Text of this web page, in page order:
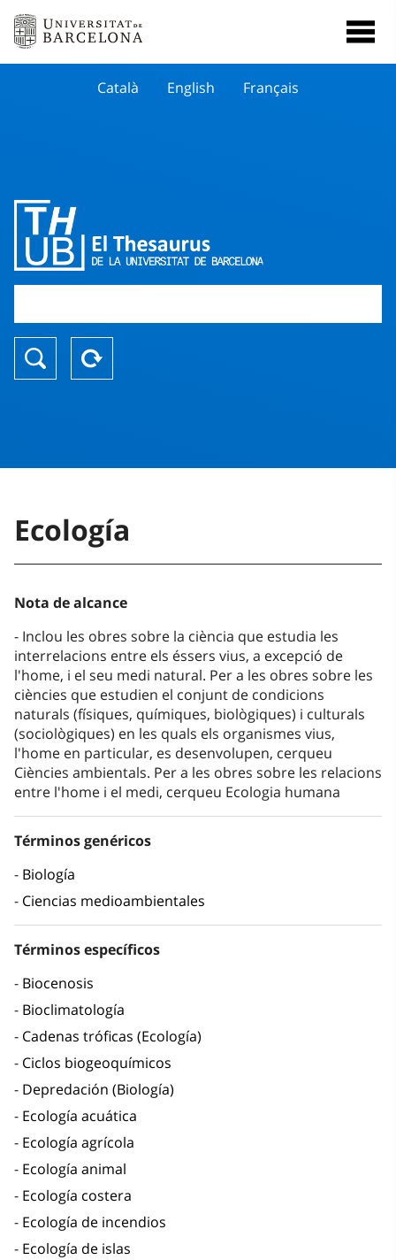
Català English Français
Ecología
Nota de alcance
Inclou les obres sobre la ciència que estudia les
interrelacions entre els éssers vius, a excepció de
l'home, i el seu medi natural. Per a les obres sobre les
ciències que estudien el conjunt de condicions
naturals (físiques, químiques, biològiques) i culturals
(sociològiques) en les quals els organismes vius,
l'home en particular, es desenvolupen, cerqueu
Ciències ambientals. Per a les obres sobre les relacions
entre l'home i el medi, cerqueu Ecologia humana
Términos genéricos
Biología
Ciencias medioambientales
Términos específicos
Biocenosis
Bioclimatología
Cadenas tróficas (Ecología)
Ciclos biogeoquímicos
Depredación (Biología)
Ecología acuática
Ecología agrícola
Ecología animal
Ecología costera
Ecología de incendios
Ecología de islas